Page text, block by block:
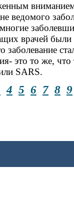
ведомого
врачей были
это то же,
SARS.
4 5 6 7 8 9